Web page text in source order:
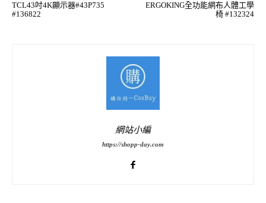
TCL43吋4K顯示器#43P735
#136822
ERGOKING全功能網布人體工學
椅 #132324
網站小編
https://shopp-day.com